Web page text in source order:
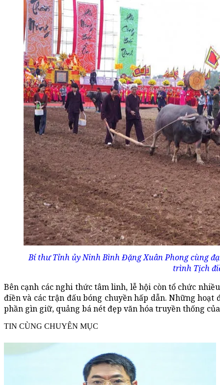
Bí thư Tỉnh ủy Ninh Bình Đặng Xuân Phong cùng
trình Tịch
Bên cạnh các nghi thức tâm linh, lễ hội còn tổ chức
điền và các trận đấu bóng chuyền hấp dẫn. Những
phần gìn giữ, quảng bá nét đẹp văn hóa truyền thống
TIN CÙNG CHUYÊN MỤC